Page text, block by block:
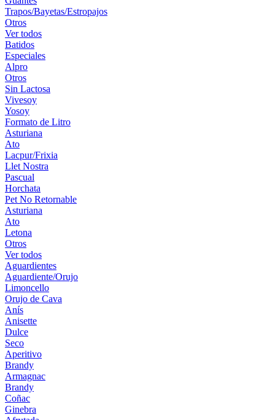
Trapos/Bayetas/Estropajos
Otros
Ver todos
Batidos
Especiales
Alpro
Otros
Sin Lactosa
Vivesoy
Yosoy
Formato de Litro
Asturiana
Ato
Lacpur/Frixia
Llet Nostra
Pascual
Horchata
Pet No Retornable
Asturiana
Ato
Letona
Otros
Ver todos
Aguardientes
Aguardiente/Orujo
Limoncello
Orujo de Cava
Anís
Anisette
Dulce
Seco
Aperitivo
Brandy
Armagnac
Brandy
Coñac
Ginebra